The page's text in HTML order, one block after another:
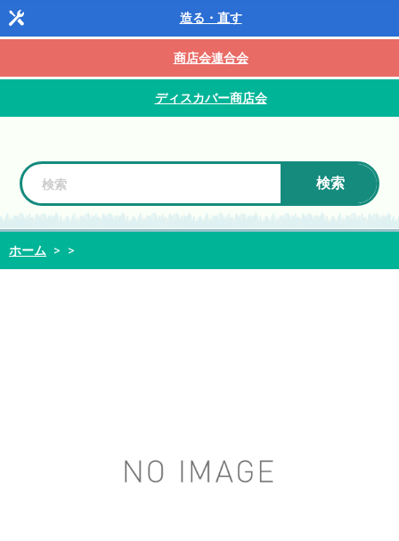
造る・直す
商店会連合会
ディスカバー商店会
検索
ホーム > >